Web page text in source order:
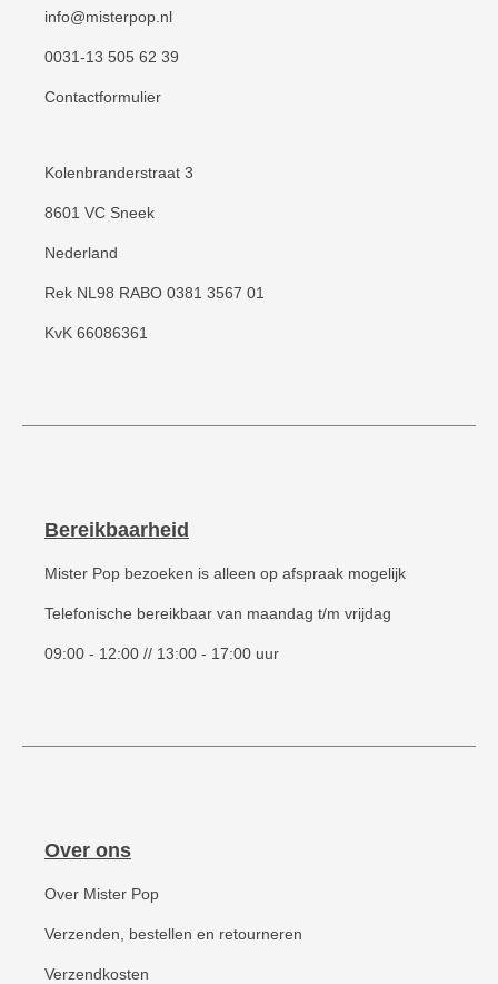
info@misterpop.nl
0031-13 505 62 39
Contactformulier
Kolenbranderstraat 3
8601 VC Sneek
Nederland
Rek NL98 RABO 0381 3567 01
KvK 66086361
Bereikbaarheid
Mister Pop bezoeken is alleen op afspraak mogelijk
Telefonische bereikbaar van maandag t/m vrijdag
09:00 - 12:00 // 13:00 - 17:00 uur
Over ons
Over Mister Pop
Verzenden, bestellen en retourneren
Verzendkosten